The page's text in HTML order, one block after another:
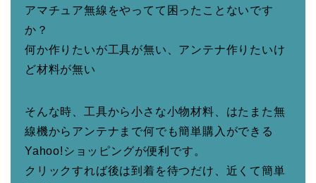
アマチュア無線をやってて困ったことないです
か？
何か作りたいが工具が無い、アンテナ作りたいけ
ど材料が無い
そんな時、工具から小さな小物材料、はたまた無
線機からアンテナまで何でも簡単購入ができる
Yahoo!ショッピングが便利です。
クリックすれば後は到着を待つだけ、近くて簡単